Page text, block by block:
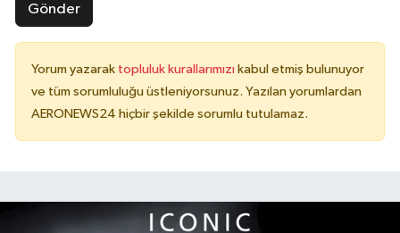
Gönder
Yorum yazarak topluluk kurallarımızı kabul etmiş bulunuyor
ve tüm sorumluluğu üstleniyorsunuz. Yazılan yorumlardan
AERONEWS24 hiçbir şekilde sorumlu tutulamaz.